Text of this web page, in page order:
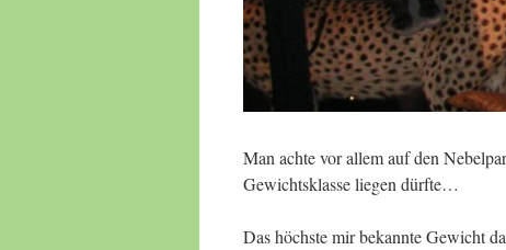
Man achte vor allem auf den
Gewichtsklasse liegen dürfte…
Das höchste mir bekannte Gewicht